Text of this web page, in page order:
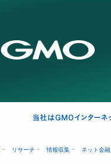
リサーチ 情報収集 ネット金融